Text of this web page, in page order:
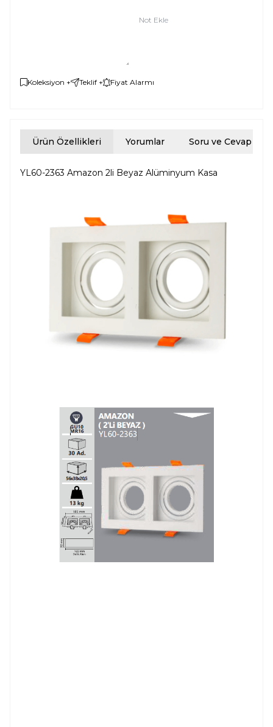
Not Ekle
Koleksiyon + Teklif + Fiyat Alarmı
Ürün Özellikleri Yorumlar Soru ve Cevap
YL60-2363 Amazon 2li Beyaz Alüminyum Kasa